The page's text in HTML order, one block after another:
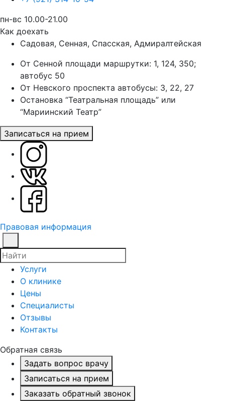
пн-вс 10.00-21.00
Как доехать
Садовая, Сенная, Спасская, Адмиралтейская
От Сенной площади маршрутки: 1, 124, 350;
автобус 50
От Невского проспекта автобусы: 3, 22, 27
Остановка “Театральная площадь” или
“Мариинский Театр”
Записаться на прием
Правовая информация
Услуги
О клинике
Цены
Специалисты
Отзывы
Контакты
Обратная связь
Задать вопрос врачу
Записаться на прием
Заказать обратный звонок